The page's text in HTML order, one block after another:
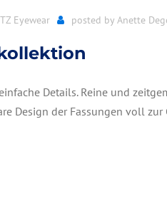
Eyewear posted by Anette
Details. Reine und
Design der Fassungen voll